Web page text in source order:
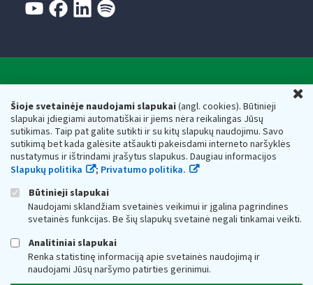
Šioje svetainėje naudojami slapukai(angl. cookies). Būtinieji
slapukai įdiegiami automatiškai ir jiems nėra reikalingas Jūsų
sutikimas. Taip pat galite sutikti ir su kitų slapukų naudojimu. Savo
sutikimą bet kada galėsite atšaukti pakeisdami interneto naršyklės
nustatymus ir ištrindami įrašytus slapukus. Daugiau informacijos
Slapukų politika
; Privatumo politika.
Būtinieji slapukai
Naudojami sklandžiam svetainės veikimui ir įgalina pagrindines
svetainės funkcijas. Be šių slapukų svetainė negali tinkamai veikti.
Analitiniai slapukai
Renka statistinę informaciją apie svetainės naudojimą ir
naudojami Jūsų naršymo patirties gerinimui.
Respublikos finansų ministerijos
Biudžetinė įstaiga. Juridinio asmens kodas — 188659752,
adresas: Vasario 16-osios g. 14, 01107 Vilnius, Lietuva, el.paštas:
vmi@vmi.lt, E. pristatymo dėžutės adresas 188659752
Duomenys apie Valstybinę mokesčių inspekciją prie Lietuvos
Respublikos finansų ministerijos kaupiami ir saugomi Juridinių